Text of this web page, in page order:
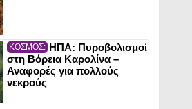
ΚΟΣΜΟΣ: ΗΠΑ: Πυροβολισμοί
στη Βόρεια Καρολίνα –
Αναφορές για πολλούς
νεκρούς